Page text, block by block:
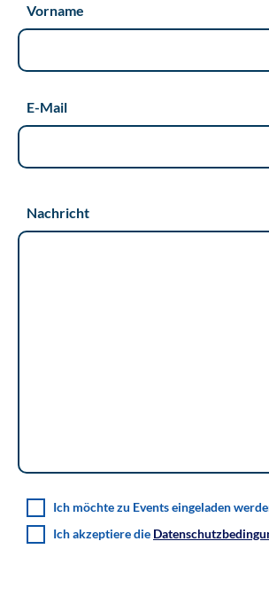
Vorname
E-Mail
Nachricht
Ich möchte zu Events eingeladen
Ich akzeptiere die